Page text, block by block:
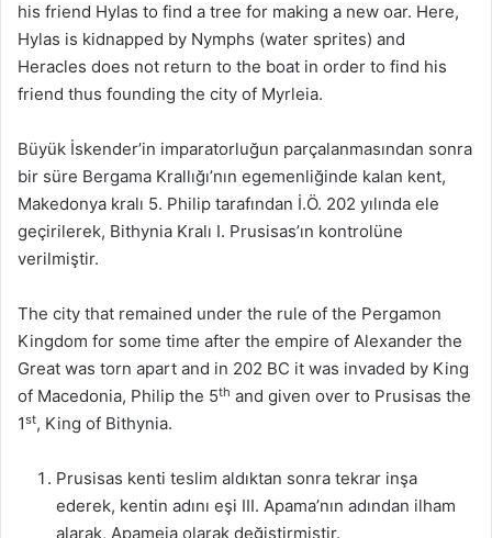
his friend Hylas to find a tree for making a new oar. Here,
Hylas is kidnapped by Nymphs (water sprites) and
Heracles does not return to the boat in order to find his
friend thus founding the city of Myrleia.
Büyük İskender’in imparatorluğun parçalanmasından sonra
bir süre Bergama Krallığı’nın egemenliğinde kalan kent,
Makedonya kralı 5. Philip tarafından İ.Ö. 202 yılında ele
geçirilerek, Bithynia Kralı I. Prusisas’ın kontrolüne
verilmiştir.
The city that remained under the rule of the Pergamon
Kingdom for some time after the empire of Alexander the
Great was torn apart and in 202 BC it was invaded by King
of Macedonia, Philip the 5th and given over to Prusisas the
1st, King of Bithynia.
Prusisas kenti teslim aldıktan sonra tekrar inşa
ederek, kentin adını eşi III. Apama’nın adından ilham
alarak, Apameia olarak değiştirmiştir.